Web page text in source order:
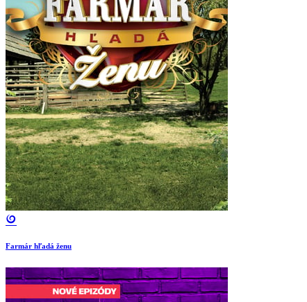
Farmár hľadá ženu